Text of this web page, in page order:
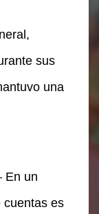
sus
una
En un
cuentas es